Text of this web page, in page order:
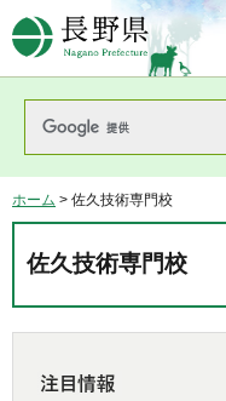
長野県
ホーム > 佐久技術専門校
佐久技術専門校